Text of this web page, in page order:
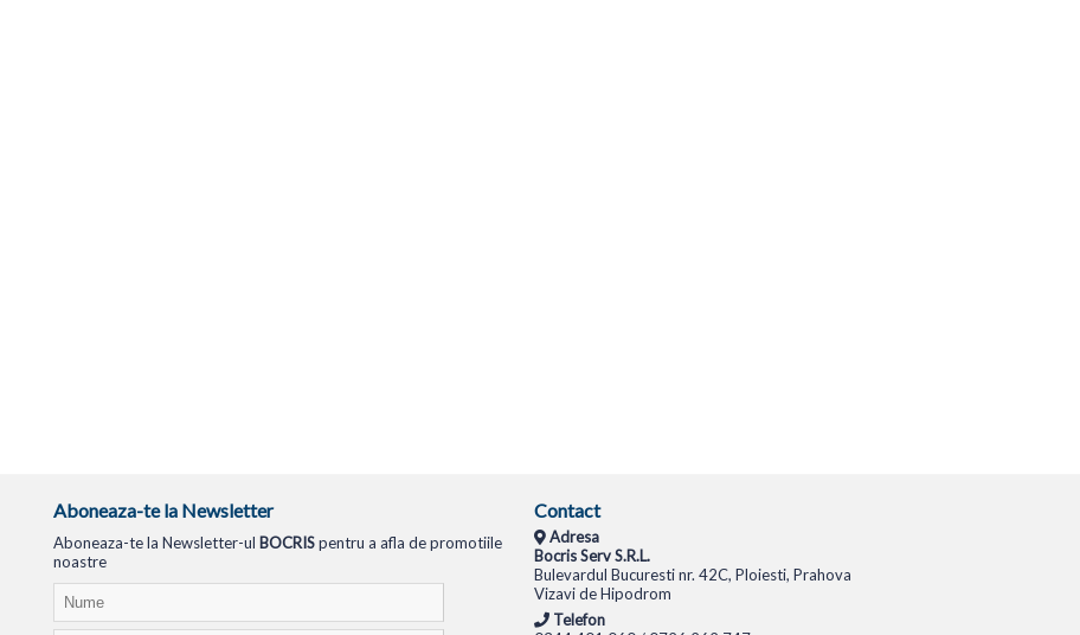
Aboneaza-te la Newsletter
Aboneaza-te la Newsletter-ul BOCRISpentru a afla de promotiile
noastre
Contact
Adresa
Bocris Serv S.R.L.
Bulevardul Bucuresti nr. 42C, Ploiesti, Prahova
Vizavi de Hipodrom
Telefon